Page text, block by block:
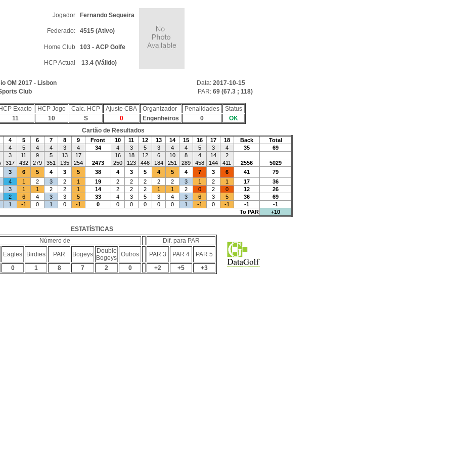
Jogador Fernando Sequeira
Federado: 4515 (Ativo)
Home Club 103 - ACP Golfe
HCP Actual 13.4 (Válido)
OM 2017 - Lisbon Data: 2017-10-15
Club PAR: 69 (67.3 ; 118)
HCP Exacto HCP Jogo Calc. HCP Ajuste CBA Organizador Penalidades
Status
11
10 S 0 Engenheiros 0
OK
Cartão de Resultados
4 5 6 7 8 9 Front 10 11 12 13 14 15 16 17 18 Back
Total
4 5 4 4 3 4 34 4 3 5 3 4 4 5 3 4 35
69
3 11 9 5 13 17 16 18 12 6 10 8 4 14
2
317 432 279 351 135 254 2473 250 123 446 184 251 289 458 144 411 2556
5029
3 6 5 4 3 5 38 4 3 5 4 5 4 7 3 6 41
79
4 1 2 3 2 1 19 2 2 2 2 2 3 1 2 1 17
36
3 1 1 2 2 1 14 2 2 2 1 1 2 0 2 0 12
26
2 6 4 3 3 5 33 4 3 5 3 4 3 6 3 5 36
69
1 -1 0 1 0 -1 0 0 0 0 0 0 1 -1 0 -1 -1
-1
To PAR
+10
ESTATÍSTICAS
Número de
Dif. para PAR
Eagles
Birdies PAR Bogeys
Double
Bogeys Outros PAR 3 PAR 4
PAR 5
0 1 8 7 2 0 +2 +5 +3